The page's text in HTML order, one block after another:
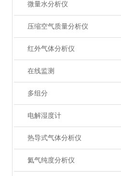
微量水分析仪
压缩空气质量分析仪
红外气体分析仪
在线监测
多组分
电解湿度计
热导式气体分析仪
氦气纯度分析仪